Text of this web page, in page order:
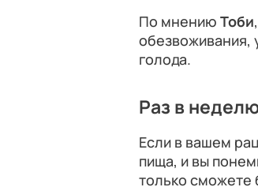
По мнению Тоби
обезвоживания,
голода.
Раз в
Если в вашем
пища, и вы
только сможете